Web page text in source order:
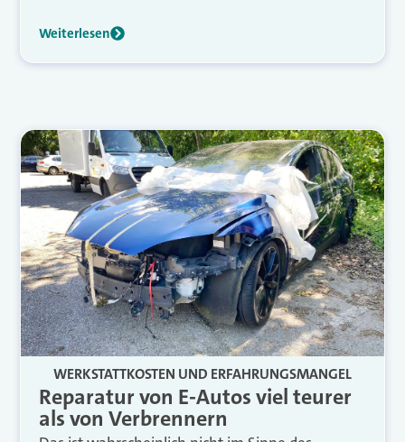
Weiterlesen
WERKSTATTKOSTEN UND ERFAHRUNGSMANGEL
Reparatur von E-Autos viel teurer
als von Verbrennern